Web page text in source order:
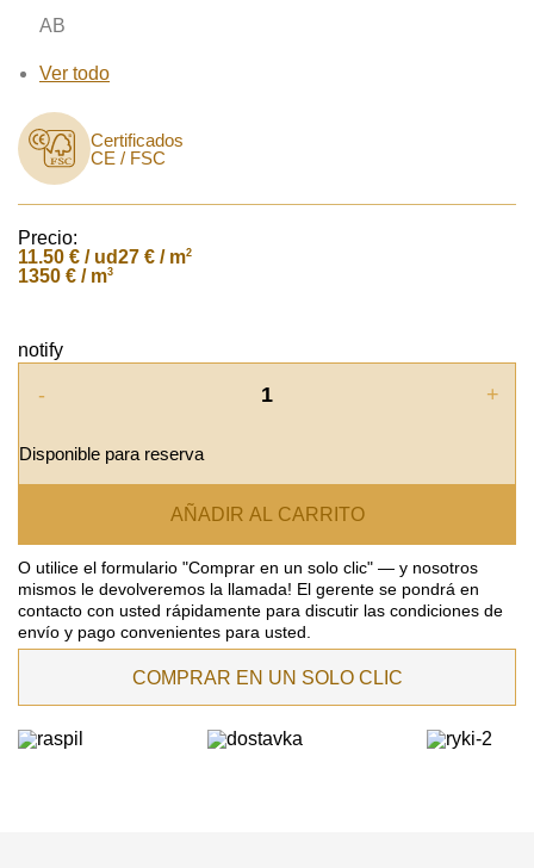
AB
Ver todo
Certificados
CE / FSC
Precio:
11.50 € / ud27 € / m2
1350 € / m3
notify
- +
Disponible para reserva
AÑADIR AL CARRITO
O utilice el formulario "Comprar en un solo clic" — y nosotros
mismos le devolveremos la llamada! El gerente se pondrá en
contacto con usted rápidamente para discutir las condiciones de
envío y pago convenientes para usted.
COMPRAR EN UN SOLO CLIC